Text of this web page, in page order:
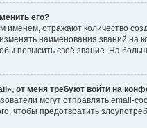
его?
отражают количество
наименования званий на
повысить своё звание. На
от меня требуют войти на
могут отправлять
чтобы предотвратить